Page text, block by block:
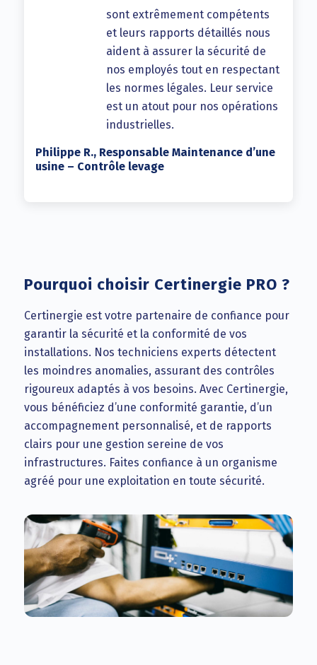
sont extrêmement compétents
et leurs rapports détaillés nous
aident à assurer la sécurité de
nos employés tout en respectant
les normes légales. Leur service
est un atout pour nos opérations
industrielles.
Philippe R., Responsable Maintenance d’une
usine – Contrôle levage
Pourquoi choisir Certinergie PRO ?
Certinergie est votre partenaire de confiance pour
garantir la sécurité et la conformité de vos
installations. Nos techniciens experts détectent
les moindres anomalies, assurant des contrôles
rigoureux adaptés à vos besoins. Avec Certinergie,
vous bénéficiez d’une conformité garantie, d’un
accompagnement personnalisé, et de rapports
clairs pour une gestion sereine de vos
infrastructures. Faites confiance à un organisme
agréé pour une exploitation en toute sécurité.